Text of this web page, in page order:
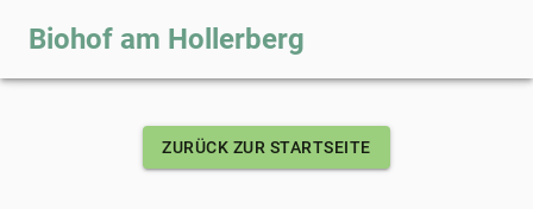
Biohof am Hollerberg
ZURÜCK ZUR STARTSEITE